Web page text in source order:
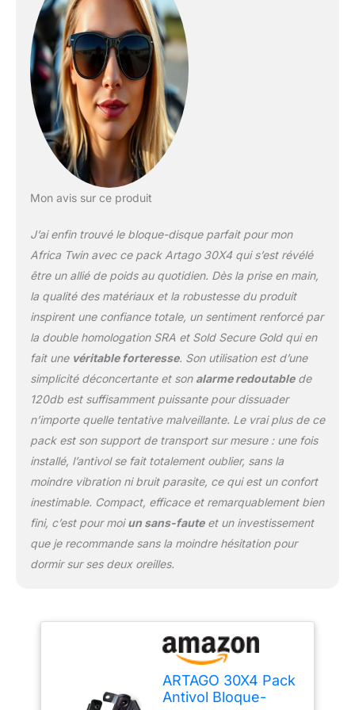
Bunker Selection avec les
serrures haut de gamme
les plus exclusives.
Qualité à tous points de
fonctionnalité et
résistance dans les
meilleurs résultats aux
tests comparatifs.
Homologué SRA et Sold
électronique
indépendant ou d'utiliser
uniquement l'antivol
mécanique robuste.
DISC-TECH ART +
TECHNOLOGY: La
serrure anti-crochetage
la plus avancée et la plus
perçage exclusif de 5
mm, au design compact
et fonctionnel, s'adapte à
votre main. FABRIQUÉ
SECURE est devenu le
plus grand spécialiste
des antivols haut de
gamme pour motos,
usine, qui est parmi les
plus avancées et
Valence (Espagne) et pas
en Chine contrairement à
d'autres. Sa proximité
assure une assistance
professionnelle, avec des
produits fiables et de
Mon avis sur ce produit
J’ai enfin trouvé le bloque-disque parfait pour mon
Africa Twin avec ce pack Artago 30X4 qui s’est révélé
être un allié de poids au quotidien. Dès la prise en main,
la qualité des matériaux et la robustesse du produit
inspirent une confiance totale, un sentiment renforcé par
la double homologation SRA et Sold Secure Gold qui en
fait une véritable forteresse. Son utilisation est d’une
simplicité déconcertante et son alarme redoutablede
120db est suffisamment puissante pour dissuader
n’importe quelle tentative malveillante. Le vrai plus de ce
pack est son support de transport sur mesure : une fois
installé, l’antivol se fait totalement oublier, sans la
moindre vibration ni bruit parasite, ce qui est un confort
inestimable. Compact, efficace et remarquablement bien
fini, c’est pour moiun sans-fauteet un investissement
que je recommande sans la moindre hésitation pour
dormir sur ses deux oreilles.
ARTAGO 30X4 Pack
Antivol Bloque-